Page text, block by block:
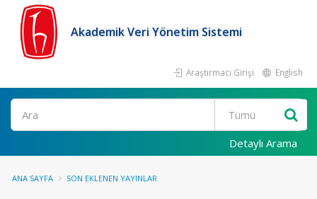
Akademik Veri Yönetim Sistemi
Araştırmacı Girişi English
Ara
Detaylı Arama
ANA SAYFA SON EKLENEN YAYINLAR